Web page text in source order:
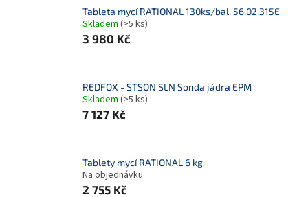
Tableta mycí RATIONAL 130ks/bal. 56.02.315E
Skladem (>5 ks)
3 980 Kč
REDFOX - STSON SLN Sonda jádra EPM
Skladem (>5 ks)
7 127 Kč
Tablety mycí RATIONAL 6 kg
Na objednávku
2 755 Kč